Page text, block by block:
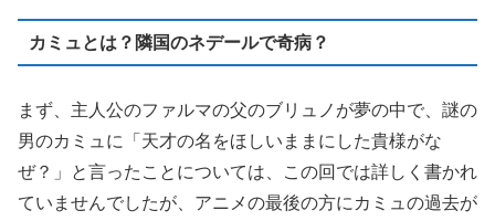
カミュとは？隣国のネデールで奇病？
まず、主人公のファルマの父のブリュノが夢の中で、謎の
男のカミュに「天才の名をほしいままにした貴様がな
ぜ？」と言ったことについては、この回では詳しく書かれ
ていませんでしたが、アニメの最後の方にカミュの過去が